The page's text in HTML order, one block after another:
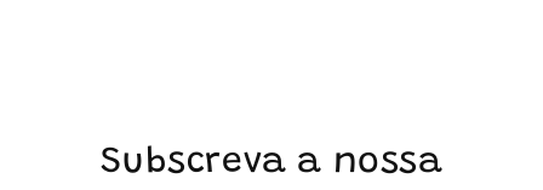
Subscreva a nossa